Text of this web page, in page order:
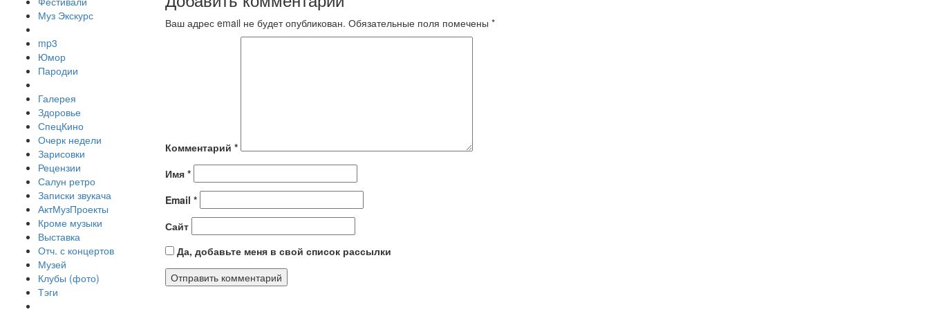
Муз Экскурс
mp3
Юмор
Пародии
Галерея
Здоровье
СпецКино
Очерк недели
Зарисовки
Рецензии
Салун ретро
Записки звукача
АктМузПроекты
Кроме музыки
Выставка
Отч. с концертов
Музей
Клубы (фото)
Тэги
Ваш адрес email не будет опубликован. Обязательные поля помечены *
Комментарий *
Имя *
Email *
Сайт
Да, добавьте меня в свой список рассылки